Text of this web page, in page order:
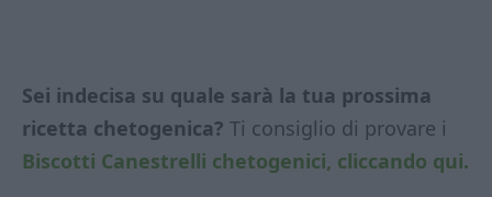
Sei indecisa su quale sarà la tua prossima
ricetta chetogenica? Ti consiglio di provare i
Biscotti Canestrelli chetogenici, cliccando qui.